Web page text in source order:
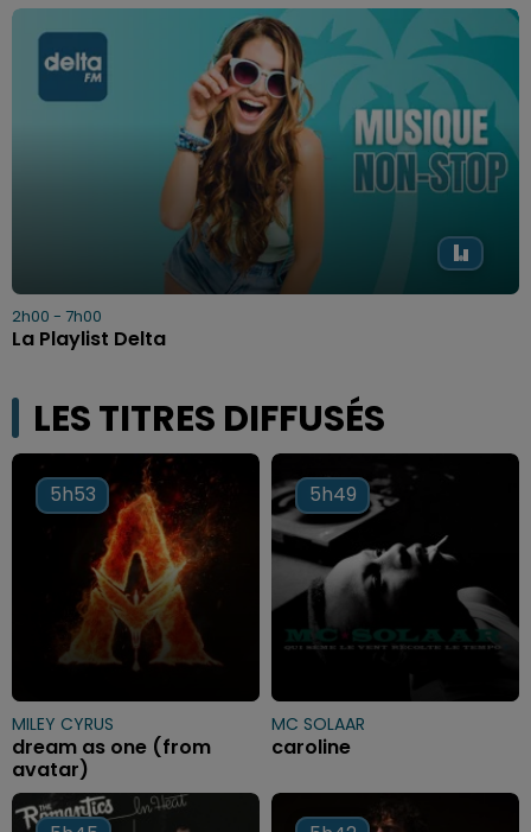
2h00 - 7h00
La Playlist Delta
LES TITRES DIFFUSÉS
5h53
5h53
MILEY CYRUS
dream as one (from
avatar)
5h49
5h49
MC SOLAAR
caroline